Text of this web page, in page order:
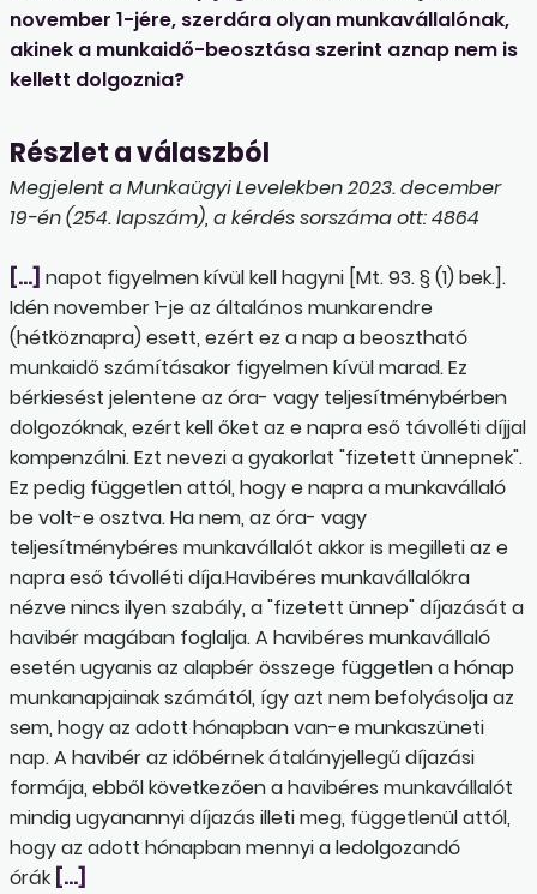
november 1-jére, szerdára olyan munkavállalónak,
akinek a munkaidő-beosztása szerint aznap nem is
kellett dolgoznia?
Részlet a válaszból
Megjelent a Munkaügyi Levelekben 2023. december
19-én (254. lapszám), a kérdés sorszáma ott: 4864
[…] napot figyelmen kívül kell hagyni [Mt. 93. § (1) bek.].
Idén november 1-je az általános munkarendre
(hétköznapra) esett, ezért ez a nap a beosztható
munkaidő számításakor figyelmen kívül marad. Ez
bérkiesést jelentene az óra- vagy teljesítménybérben
dolgozóknak, ezért kell őket az e napra eső távolléti díjjal
kompenzálni. Ezt nevezi a gyakorlat "fizetett ünnepnek".
Ez pedig független attól, hogy e napra a munkavállaló
be volt-e osztva. Ha nem, az óra- vagy
teljesítménybéres munkavállalót akkor is megilleti az e
napra eső távolléti díja.Havibéres munkavállalókra
nézve nincs ilyen szabály, a "fizetett ünnep" díjazását a
havibér magában foglalja. A havibéres munkavállaló
esetén ugyanis az alapbér összege független a hónap
munkanapjainak számától, így azt nem befolyásolja az
sem, hogy az adott hónapban van-e munkaszüneti
nap. A havibér az időbérnek átalányjellegű díjazási
formája, ebből következően a havibéres munkavállalót
mindig ugyanannyi díjazás illeti meg, függetlenül attól,
hogy az adott hónapban mennyi a ledolgozandó
órák […]